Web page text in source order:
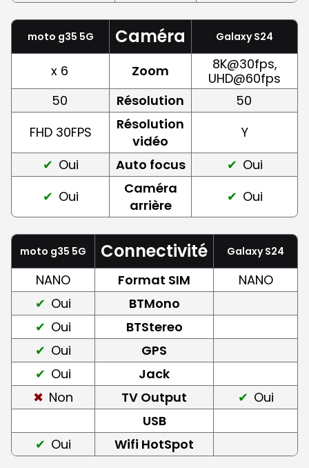
moto g35 5G Caméra Galaxy S24
x 6 Zoom
8K@30fps,
UHD@60fps
50
Résolution
50
FHD 30FPS
Résolution
vidéo
Y
Oui
Auto focus
Oui
Oui
Caméra
arrière
Oui
moto g35 5G Connectivité Galaxy S24
NANO Format SIM
NANO
Oui
BTMono
Oui
BTStereo
Oui
GPS
Oui
Jack
Non
TV Output
Oui
USB
Oui
Wifi HotSpot